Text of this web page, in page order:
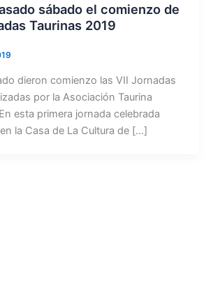
sábado el comienzo de
Taurinas 2019
dieron comienzo las VII Jornadas
por la Asociación Taurina
esta primera jornada celebrada
la Casa de La Cultura de […]